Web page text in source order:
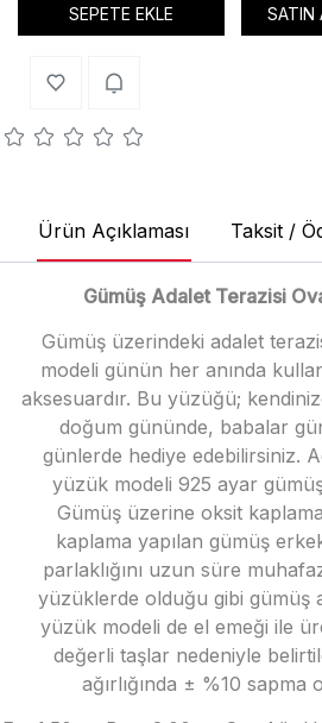
SEPETE EKLE SATIN
Ürün Açıklaması Taksit /
Gümüş Adalet Terazisi
Gümüş üzerindeki adalet
modeli günün her anında
aksesuardır. Bu yüzüğü;
doğum gününde, babalar
günlerde hediye edebilirsiniz.
yüzük modeli 925 ayar
Gümüş üzerine oksit kaplama
kaplama yapılan gümüş
parlaklığını uzun süre
yüzüklerde olduğu gibi gümüş
yüzük modeli de el emeği ile
değerli taşlar nedeniyle
ağırlığında ± %10 sapma